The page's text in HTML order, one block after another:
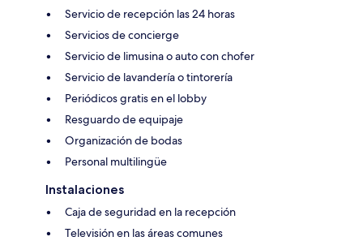
Servicio de recepción las 24 horas
Servicios de concierge
Servicio de limusina o auto con chofer
Servicio de lavandería o tintorería
Periódicos gratis en el lobby
Resguardo de equipaje
Organización de bodas
Personal multilingüe
Instalaciones
Caja de seguridad en la recepción
Televisión en las áreas comunes